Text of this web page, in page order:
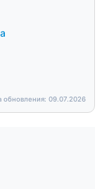
обновления: 09.07.2026